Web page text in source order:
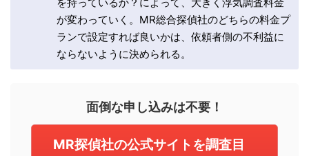
が変わっていく。MR総合探偵社のどちらの料金プ
ランで設定すれば良いかは、依頼者側の不利益に
ならないように決められる。
面倒な申し込みは不要！
MR探偵社の公式サイトを調査目